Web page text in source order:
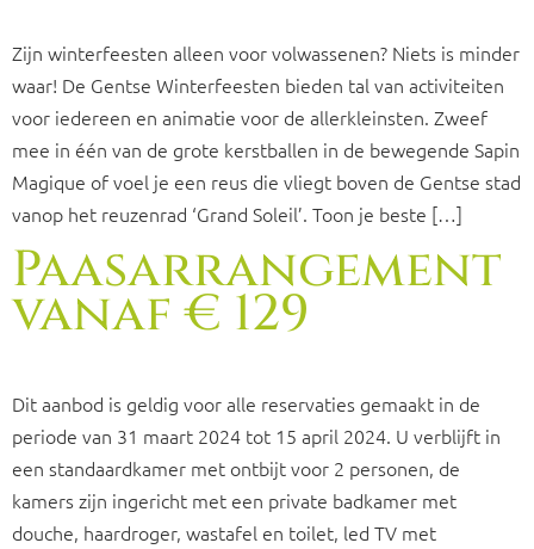
Zijn winterfeesten alleen voor volwassenen? Niets is minder
waar! De Gentse Winterfeesten bieden tal van activiteiten
voor iedereen en animatie voor de allerkleinsten. Zweef
mee in één van de grote kerstballen in de bewegende Sapin
Magique of voel je een reus die vliegt boven de Gentse stad
vanop het reuzenrad ‘Grand Soleil’. Toon je beste […]
Paasarrangement
vanaf € 129
Dit aanbod is geldig voor alle reservaties gemaakt in de
periode van 31 maart 2024 tot 15 april 2024. U verblijft in
een standaardkamer met ontbijt voor 2 personen, de
kamers zijn ingericht met een private badkamer met
douche, haardroger, wastafel en toilet, led TV met